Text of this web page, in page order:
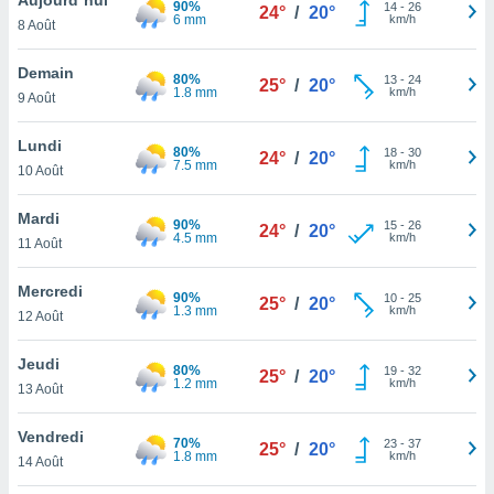
et
»,
au
vous
qu'ils
ou
le
ainsi
un
la
du
8 Août
90%
6 mm
24° / 20° 14- 26
km/h
Demain
9 Août
80%
1.8 mm
25° / 20° 13- 24
km/h
Lundi
10 Août
80%
7.5 mm
24° / 20° 18- 30
km/h
Mardi
11 Août
90%
4.5 mm
24° / 20° 15- 26
km/h
Mercredi
12 Août
90%
1.3 mm
25° / 20° 10- 25
km/h
Jeudi
13 Août
80%
1.2 mm
25° / 20° 19- 32
km/h
Vendredi
14 Août
70%
1.8 mm
25° / 20° 23- 37
km/h